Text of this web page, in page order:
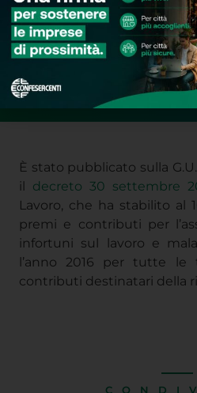
È stato pubblicato sulla
il decreto 30 settembre
Lavoro, che ha stabilito al
premi e contributi per
infortuni sul lavoro e
l’anno 2016 per tutte
contributi destinatari della